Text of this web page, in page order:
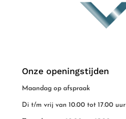
Onze openingstijden
Maandag op afspraak
Di t/m vrij van 10.00 tot 17.00 uur